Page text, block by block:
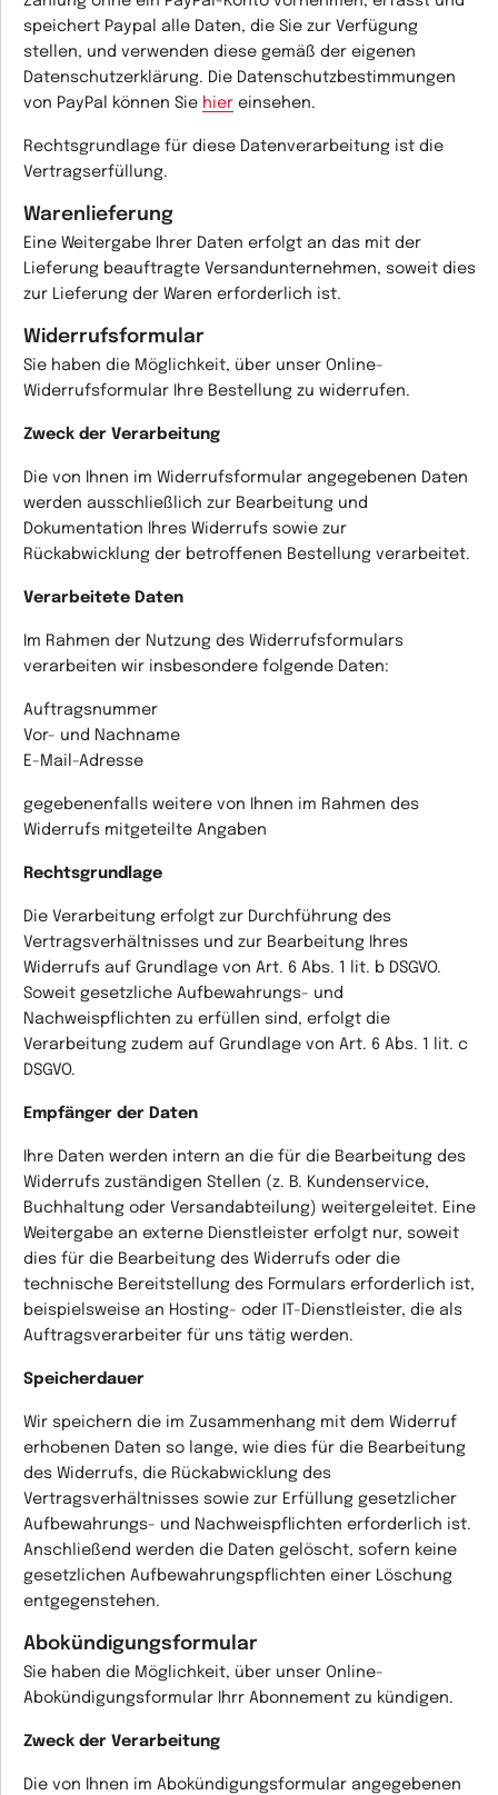
speichert Paypal alle Daten, die Sie zur Verfügung
stellen, und verwenden diese gemäß der eigenen
Datenschutzerklärung. Die Datenschutzbestimmungen
von PayPal können Sie hier einsehen.
Rechtsgrundlage für diese Datenverarbeitung ist die
Vertragserfüllung.
Warenlieferung
Eine Weitergabe Ihrer Daten erfolgt an das mit der
Lieferung beauftragte Versandunternehmen, soweit dies
zur Lieferung der Waren erforderlich ist.
Widerrufsformular
Sie haben die Möglichkeit, über unser Online-
Widerrufsformular Ihre Bestellung zu widerrufen.
Zweck der Verarbeitung
Die von Ihnen im Widerrufsformular angegebenen Daten
werden ausschließlich zur Bearbeitung und
Dokumentation Ihres Widerrufs sowie zur
Rückabwicklung der betroffenen Bestellung verarbeitet.
Verarbeitete Daten
Im Rahmen der Nutzung des Widerrufsformulars
verarbeiten wir insbesondere folgende Daten:
Auftragsnummer
Vor- und Nachname
E-Mail-Adresse
gegebenenfalls weitere von Ihnen im Rahmen des
Widerrufs mitgeteilte Angaben
Rechtsgrundlage
Die Verarbeitung erfolgt zur Durchführung des
Vertragsverhältnisses und zur Bearbeitung Ihres
Widerrufs auf Grundlage von Art. 6 Abs. 1 lit. b DSGVO.
Soweit gesetzliche Aufbewahrungs- und
Nachweispflichten zu erfüllen sind, erfolgt die
Verarbeitung zudem auf Grundlage von Art. 6 Abs. 1 lit. c
DSGVO.
Empfänger der Daten
Ihre Daten werden intern an die für die Bearbeitung des
Widerrufs zuständigen Stellen (z. B. Kundenservice,
Buchhaltung oder Versandabteilung) weitergeleitet. Eine
Weitergabe an externe Dienstleister erfolgt nur, soweit
dies für die Bearbeitung des Widerrufs oder die
technische Bereitstellung des Formulars erforderlich ist,
beispielsweise an Hosting- oder IT-Dienstleister, die als
Auftragsverarbeiter für uns tätig werden.
Speicherdauer
Wir speichern die im Zusammenhang mit dem Widerruf
erhobenen Daten so lange, wie dies für die Bearbeitung
des Widerrufs, die Rückabwicklung des
Vertragsverhältnisses sowie zur Erfüllung gesetzlicher
Aufbewahrungs- und Nachweispflichten erforderlich ist.
Anschließend werden die Daten gelöscht, sofern keine
gesetzlichen Aufbewahrungspflichten einer Löschung
entgegenstehen.
Abokündigungsformular
Sie haben die Möglichkeit, über unser Online-
Abokündigungsformular Ihrr Abonnement zu kündigen.
Zweck der Verarbeitung
Die von Ihnen im Abokündigungsformular angegebenen